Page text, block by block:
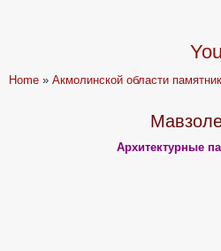
Home »Акмолинской области
Архитектурные